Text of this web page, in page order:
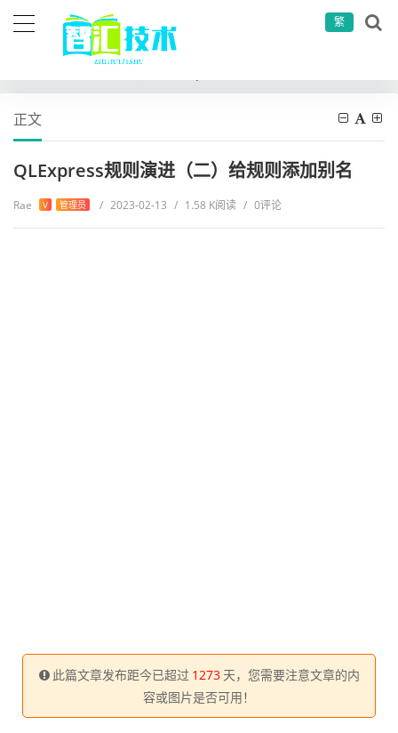
繁
正文
QLExpress规则演进（二）给规则添加别名
Rae V 管理员 / 2023-02-13 / 1.58 K阅读 / 0评论
此篇文章发布距今已超过 1273 天，您需要注意文章的内
容或图片是否可用！